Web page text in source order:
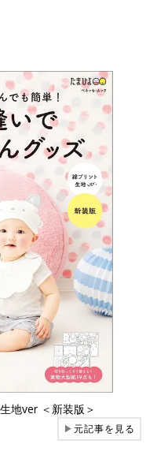
地ver ＜新装版＞
▶元記事を見る